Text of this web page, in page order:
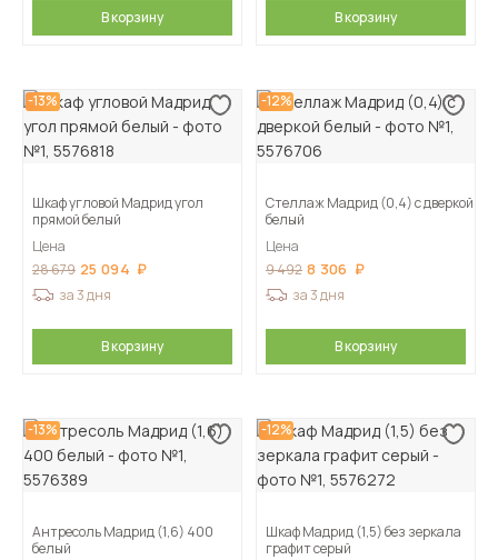
В корзину В корзину
-13%
Шкаф угловой Мадрид угол
прямой белый
Цена
28 679 25 094
за 3 дня
В корзину
-12%
Стеллаж Мадрид (0,4) с дверкой
белый
Цена
9 492 8 306
за 3 дня
В корзину
-13%
Антресоль Мадрид (1,6) 400
белый
-12%
Шкаф Мадрид (1,5) без зеркала
графит серый